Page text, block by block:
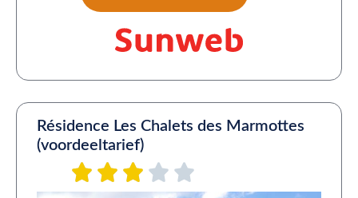
Résidence Les Chalets des Marmottes
(voordeeltarief)